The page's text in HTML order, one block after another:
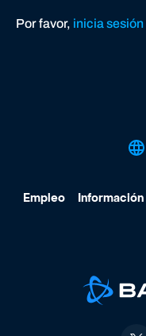
Por favor, inicia sesión